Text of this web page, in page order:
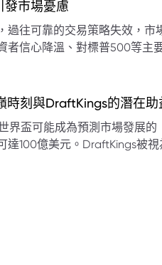
每桶110美元以上，極端情況
2026年底油價可能回落至每
發市場憂慮
過往可靠的交易策略失效，
者信心降溫、對標普500等主
市場震盪加劇將成為新常態
** 經濟數據表現出韌性與聯準會緊
預期：** 預計將持續出現板塊輪動與風格
續記者會，被視為短
時刻與DraftKings的潛在助
界盃可能成為預測市場發展的
達100億美元。DraftKings被
務的拓展，為即將到來的NFL